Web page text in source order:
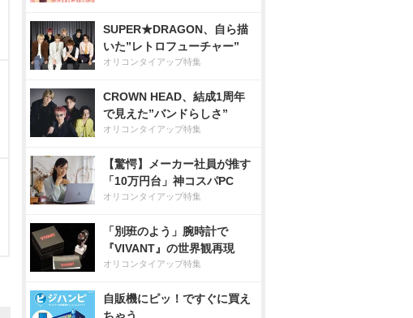
SUPER★DRAGON、自ら描
いた”レトロフューチャー”
オリコンタイアップ特集
CROWN HEAD、結成1周年
で見えた”バンドらしさ”
オリコンタイアップ特集
【驚愕】メーカー社員が推す
「10万円台」神コスパPC
オリコンタイアップ特集
「別班のよう」腕時計で
『VIVANT』の世界観再現
オリコンタイアップ特集
自販機にピッ！ですぐに買え